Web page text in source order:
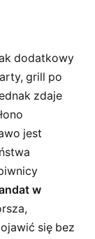
dodatkowy
grill po
zdaje
jest
w
się bez